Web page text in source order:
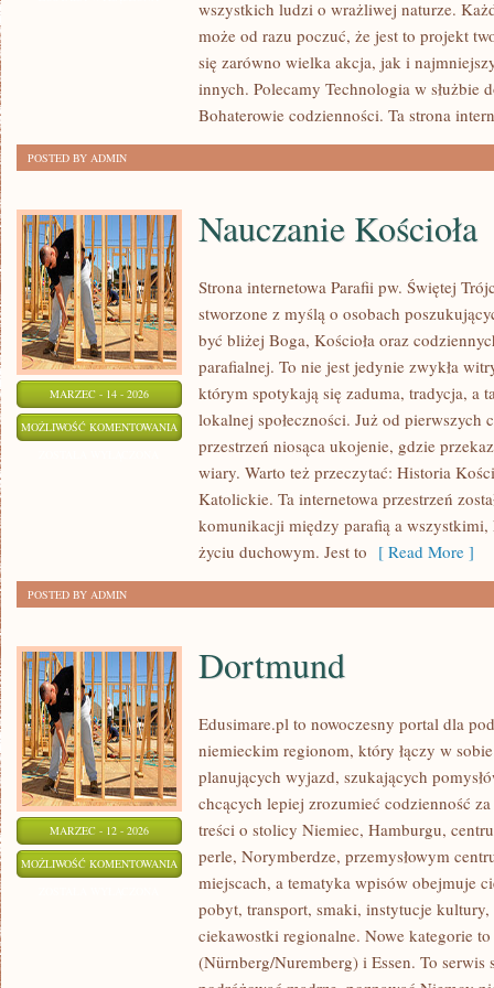
wszystkich ludzi o wrażliwej naturze.
może od razu poczuć, że jest to projekt
się zarówno wielka akcja, jak i
innych. Polecamy Technologia w służbie
Bohaterowie codzienności. Ta strona
POSTED BY ADMIN
MARZEC - 14 - 2026
MOŻLIWOŚĆ KOMENTOWANIA NAUCZANIE
KOŚCIOŁA
Nauczanie Kościoła
Strona internetowa Parafii pw. Świętej
stworzone z myślą o osobach
być bliżej Boga, Kościoła oraz
parafialnej. To nie jest jedynie zwykła
którym spotykają się zaduma, tradycja, a
lokalnej społeczności. Już od pierwszych
przestrzeń niosąca ukojenie, gdzie
wiary. Warto też przeczytać: Historia
Katolickie. Ta internetowa przestrzeń
komunikacji między parafią a
życiu duchowym. Jest to [ Read More ]
POSTED BY ADMIN
MARZEC - 12 - 2026
MOŻLIWOŚĆ KOMENTOWANIA DORTMUND
Dortmund
Edusimare.pl to nowoczesny portal dla
niemieckim regionom, który łączy w
planujących wyjazd, szukających
chcących lepiej zrozumieć codzienność
treści o stolicy Niemiec, Hamburgu,
perle, Norymberdze, przemysłowym
miejscach, a tematyka wpisów obejmuje
pobyt, transport, smaki, instytucje
ciekawostki regionalne. Nowe kategorie
(Nürnberg/Nuremberg) i Essen. To